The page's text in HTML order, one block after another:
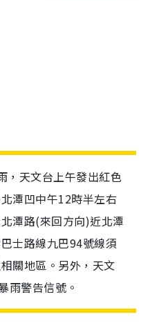
，天文台上午發出紅色
潭凹中午12時半左右
潭路(來回方向)近北潭
士路線九巴94號線須
關地區。另外，天文
雨警告信號。